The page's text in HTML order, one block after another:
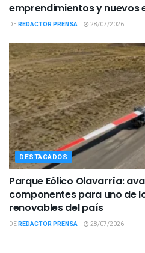
emprendimientos y nuevos
DEREDACTOR PRENSA 28/07/2026
DESTACADOS
Parque Eólico Olavarría:
componentes para uno de
renovables del país
DEREDACTOR PRENSA 28/07/2026